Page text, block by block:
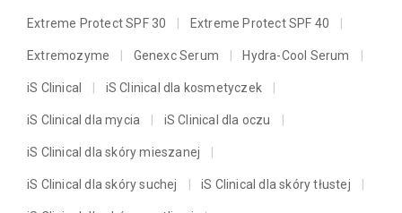
Extreme Protect SPF 30 Extreme Protect SPF 40
Extremozyme Genexc Serum Hydra-Cool Serum
iS Clinical iS Clinical dla kosmetyczek
iS Clinical dla mycia iS Clinical dla oczu
iS Clinical dla skóry mieszanej
iS Clinical dla skóry suchej iS Clinical dla skóry tłustej